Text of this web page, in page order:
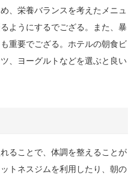
、栄養バランスを考えたメニュ
ようにするでござる。また、暴
重要でござる。ホテルの朝食ビ
、ヨーグルトなどを選ぶと良い
ることで、体調を整えることが
トネスジムを利用したり、朝の